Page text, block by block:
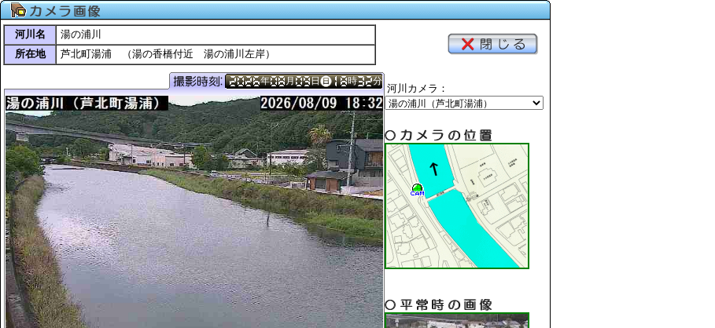
河川名
湯の浦川
所在地
芦北町湯浦 （湯の香橋付近 湯の浦川左岸）
年 月 日 時 分
河川カメラ：